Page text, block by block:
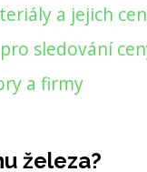
a jejich
sledování
a firmy
železa?